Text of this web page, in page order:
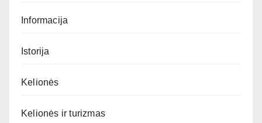
Informacija
Istorija
Kelionės
Kelionės ir turizmas